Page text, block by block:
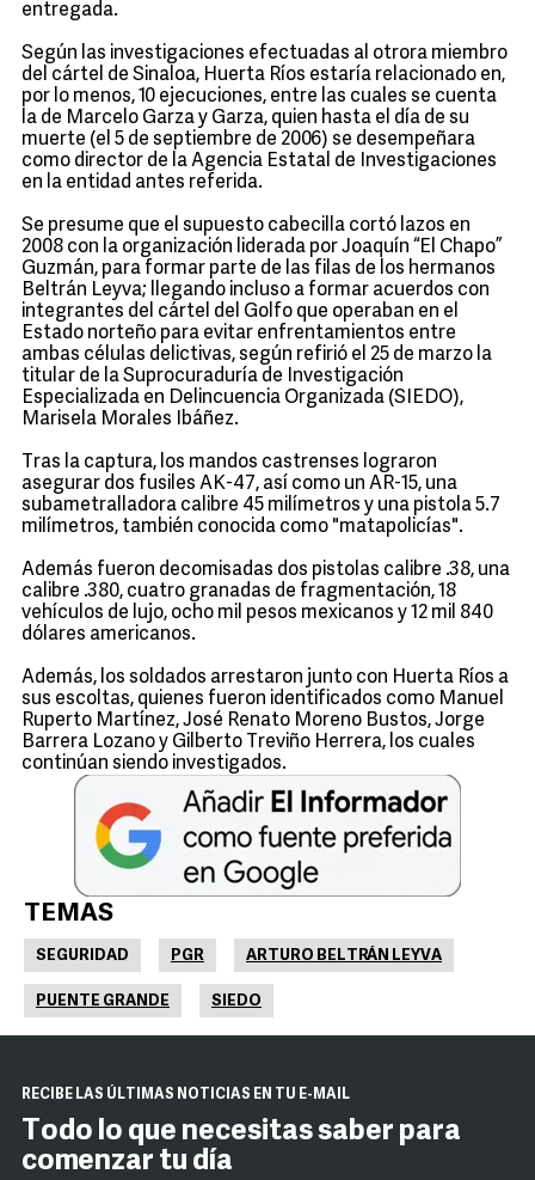
entregada.
Según las investigaciones efectuadas al otrora miembro
del cártel de Sinaloa, Huerta Ríos estaría relacionado en,
por lo menos, 10 ejecuciones, entre las cuales se cuenta
la de Marcelo Garza y Garza, quien hasta el día de su
muerte (el 5 de septiembre de 2006) se desempeñara
como director de la Agencia Estatal de Investigaciones
en la entidad antes referida.
Se presume que el supuesto cabecilla cortó lazos en
2008 con la organización liderada por Joaquín “El Chapo”
Guzmán, para formar parte de las filas de los hermanos
Beltrán Leyva; llegando incluso a formar acuerdos con
integrantes del cártel del Golfo que operaban en el
Estado norteño para evitar enfrentamientos entre
ambas células delictivas, según refirió el 25 de marzo la
titular de la Suprocuraduría de Investigación
Especializada en Delincuencia Organizada (SIEDO),
Marisela Morales Ibáñez.
Tras la captura, los mandos castrenses lograron
asegurar dos fusiles AK-47, así como un AR-15, una
subametralladora calibre 45 milímetros y una pistola 5.7
milímetros, también conocida como "matapolicías".
Además fueron decomisadas dos pistolas calibre .38, una
calibre .380, cuatro granadas de fragmentación, 18
vehículos de lujo, ocho mil pesos mexicanos y 12 mil 840
dólares americanos.
Además, los soldados arrestaron junto con Huerta Ríos a
sus escoltas, quienes fueron identificados como Manuel
Ruperto Martínez, José Renato Moreno Bustos, Jorge
Barrera Lozano y Gilberto Treviño Herrera, los cuales
continúan siendo investigados.
TEMAS
SEGURIDAD PGR ARTURO BELTRÁN LEYVA
PUENTE GRANDE SIEDO
RECIBE LAS ÚLTIMAS NOTICIAS EN TU E-MAIL
Todo lo que necesitas saber para
comenzar tu día